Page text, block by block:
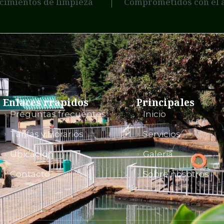
Enlaces rrapidos
Preguntas frecuentes
Tarifas y Horarios
Ubicación
Contacto
Principales
Inicio
Servicios
Galeria
Sobre nosotros